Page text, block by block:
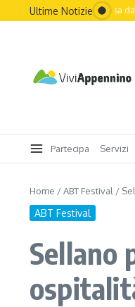
Ultime Notizie
dell’Italia passa
Partecipa Servizi
Home /ABT Festival /
ABT Festival
Sellano